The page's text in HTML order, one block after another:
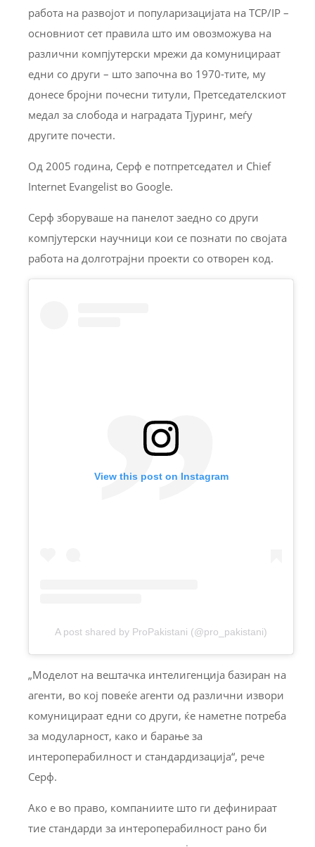
работа на развојот и популаризацијата на TCP/IP –
основниот сет правила што им овозможува на
различни компјутерски мрежи да комуницираат
едни со други – што започна во 1970-тите, му
донесе бројни почесни титули, Претседателскиот
медал за слобода и наградата Тјуринг, меѓу
другите почести.
Од 2005 година, Серф е потпретседател и Chief
Internet Evangelist во Google.
Серф зборуваше на панелот заедно со други
компјутерски научници кои се познати по својата
работа на долготрајни проекти со отворен код.
View this post on Instagram
A post shared by ProPakistani (@pro_pakistani)
„Моделот на вештачка интелигенција базиран на
агенти, во кој повеќе агенти од различни извори
комуницираат едни со други, ќе наметне потреба
за модуларност, како и барање за
интероперабилност и стандардизација“, рече
Серф.
Ако е во право, компаниите што ги дефинираат
тие стандарди за интероперабилност рано би